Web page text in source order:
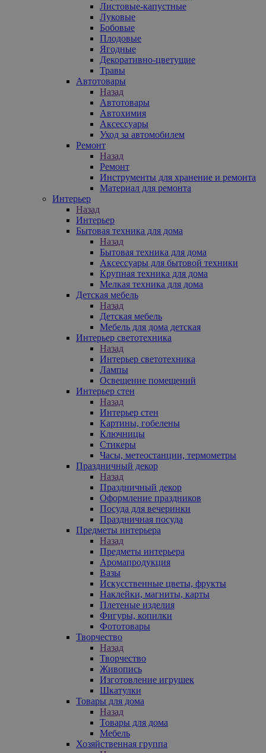
Листовые-капустные
Луковые
Бобовые
Плодовые
Ягодные
Декоративно-цветущие
Травы
Автотовары
Назад
Автотовары
Автохимия
Аксессуары
Уход за автомобилем
Ремонт
Назад
Ремонт
Инструменты для хранение и ремонта
Материал для ремонта
Интерьер
Назад
Интерьер
Бытовая техника для дома
Назад
Бытовая техника для дома
Аксессуары для бытовой техники
Крупная техника для дома
Мелкая техника для дома
Детская мебель
Назад
Детская мебель
Мебель для дома детская
Интерьер светотехника
Назад
Интерьер светотехника
Лампы
Освещение помещений
Интерьер стен
Назад
Интерьер стен
Картины, гобелены
Ключницы
Стикеры
Часы, метеостанции, термометры
Праздничный декор
Назад
Праздничный декор
Оформление праздников
Посуда для вечеринки
Праздничная посуда
Предметы интерьера
Назад
Предметы интерьера
Аромапродукция
Вазы
Искусственные цветы, фрукты
Наклейки, магниты, карты
Плетеные изделия
Фигуры, копилки
Фототовары
Творчество
Назад
Творчество
Живопись
Изготовление игрушек
Шкатулки
Товары для дома
Назад
Товары для дома
Мебель
Хозяйственная группа